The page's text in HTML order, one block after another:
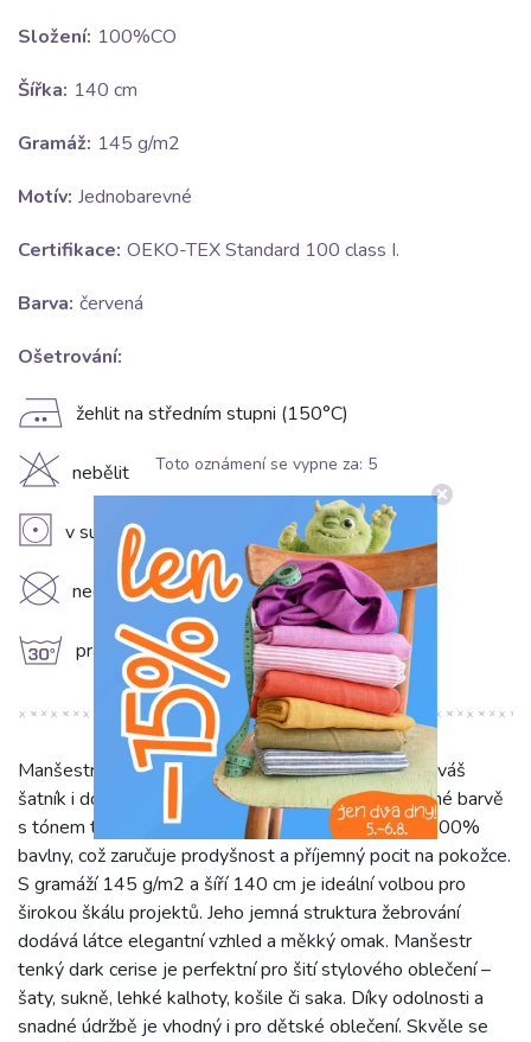
Složení: 100%CO
Šířka: 140 cm
Gramáž: 145 g/m2
Motív: Jednobarevné
Certifikace: OEKO-TEX Standard 100 class I.
Barva: červená
Ošetrování:
E žehlit na středním stupni (150°C)
H nebělit
V v sušičce sušit na nízkém stupni (do 60°C)
K nečistit chemicky
g prát na 30°C
Manšestr tenký dark cerise je všestranná látka pro váš
šatník i domov. Tento jemný manšestr v sytě červené barvě
s tónem tmavé třešně (dark cerise) je vyroben ze 100%
bavlny, což zaručuje prodyšnost a příjemný pocit na pokožce.
S gramáží 145 g/m2 a šíří 140 cm je ideální volbou pro
širokou škálu projektů. Jeho jemná struktura žebrování
dodává látce elegantní vzhled a měkký omak. Manšestr
tenký dark cerise je perfektní pro šití stylového oblečení –
šaty, sukně, lehké kalhoty, košile či saka. Díky odolnosti a
snadné údržbě je vhodný i pro dětské oblečení. Skvěle se
Toto oznámení se vypne za: 5